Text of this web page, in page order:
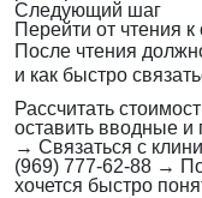
Следующий шаг
Перейти от чтения
После чтения
и как быстро
Рассчитать
оставить вводные
→ Связаться с
(969) 777-62-88 →
хочется быстро